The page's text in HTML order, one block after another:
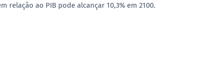
relação ao PIB pode alcançar 10,3% em 2100.